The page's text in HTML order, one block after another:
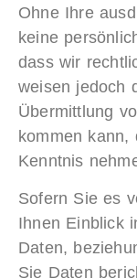
Ohne Ihre
keine
dass wir
weisen jedoch
Übermittlung
kommen kann,
Kenntnis
Sofern Sie es
Ihnen Einblick
Daten,
Sie Daten